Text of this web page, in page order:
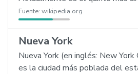
Fuente: wikipedia.org
Nueva York
Nueva York (en inglés: New York
es la ciudad más poblada del